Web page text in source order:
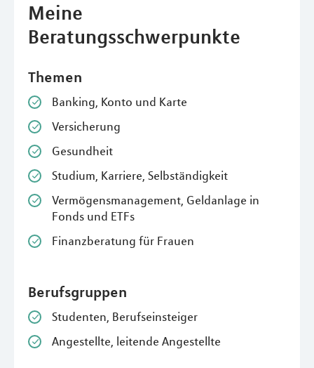
Meine
Beratungsschwerpunkte
Themen
Banking, Konto und Karte
Versicherung
Gesundheit
Studium, Karriere, Selbständigkeit
Vermögensmanagement, Geldanlage in
Fonds und ETFs
Finanzberatung für Frauen
Berufsgruppen
Studenten, Berufseinsteiger
Angestellte, leitende Angestellte